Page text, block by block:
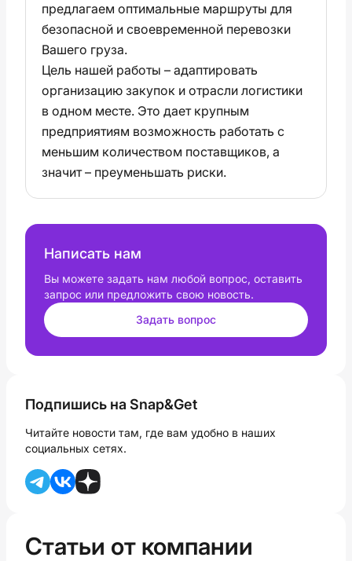
предлагаем оптимальные маршруты для
безопасной и своевременной перевозки
Вашего груза.
Цель нашей работы – адаптировать
организацию закупок и отрасли логистики
в одном месте. Это дает крупным
предприятиям возможность работать с
меньшим количеством поставщиков, а
значит – преуменьшать риски.
Написать нам
Вы можете задать нам любой вопрос, оставить
запрос или предложить свою новость.
Задать вопрос
Подпишись на Snap&Get
Читайте новости там, где вам удобно в наших
социальных сетях.
Статьи от компании